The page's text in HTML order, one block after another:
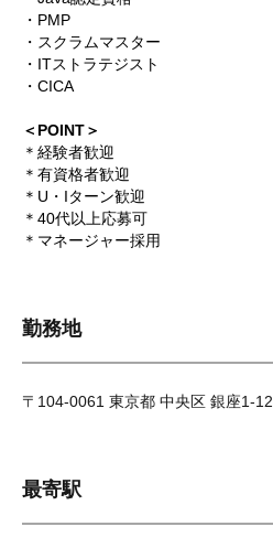
・PMP
・スクラムマスター
・ITストラテジスト
・CICA
＜POINT＞
＊経験者歓迎
＊有資格者歓迎
＊U・Iターン歓迎
＊40代以上応募可
＊マネージャー採用
勤務地
〒104-0061 東京都 中央区 銀座1-
最寄駅